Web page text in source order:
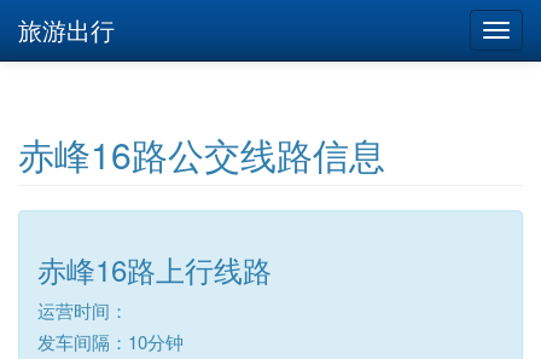
旅游出行
赤峰16路公交线路信息
赤峰16路上行线路
运营时间：
发车间隔：10分钟